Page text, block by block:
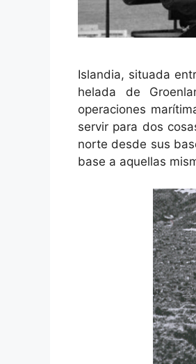
Islandia, situada
helada de
operaciones
servir para dos
norte desde sus
base a aquellas